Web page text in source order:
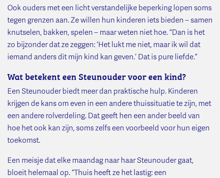
Ook ouders met een licht verstandelijke beperking lopen soms
tegen grenzen aan. Ze willen hun kinderen iets bieden – samen
knutselen, bakken, spelen – maar weten niet hoe. “Dan is het
zo bijzonder dat ze zeggen: ‘Het lukt me niet, maar ik wil dat
iemand anders dit mijn kind kan geven.’ Dat is pure liefde.”
Wat betekent een Steunouder voor een kind?
Een Steunouder biedt meer dan praktische hulp. Kinderen
krijgen de kans om even in een andere thuissituatie te zijn, met
een andere rolverdeling. Dat geeft hen een ander beeld van
hoe het ook kan zijn, soms zelfs een voorbeeld voor hun eigen
toekomst.
Een meisje dat elke maandag naar haar Steunouder gaat,
bloeit helemaal op. “Thuis heeft ze het lastig: een